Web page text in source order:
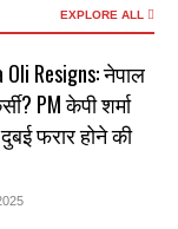
EXPLORE ALL
Oli Resigns: नेपाल
PM केपी शर्मा
फरार होने की